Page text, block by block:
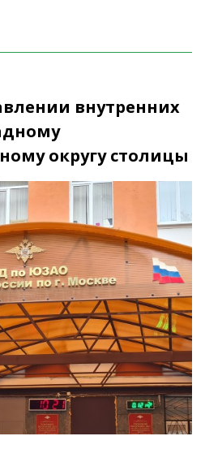
внутренних
округу столицы